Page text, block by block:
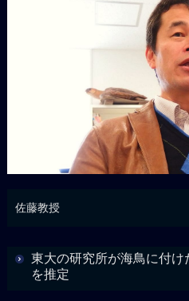
佐藤教授
東大の研究所が海鳥に付
を推定